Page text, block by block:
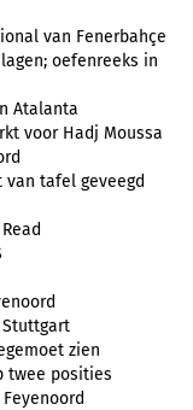
van Fenerbahçe
oefenreeks in
Atalanta
voor Hadj Moussa
tafel geveegd
zien
twee posities